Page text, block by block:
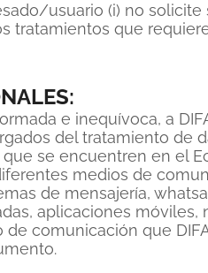
usuario (i) no solicite
tratamientos que
e inequívoca, a
del tratamiento de
se encuentren en el
medios de
de mensajería,
aplicaciones móviles,
comunicación que